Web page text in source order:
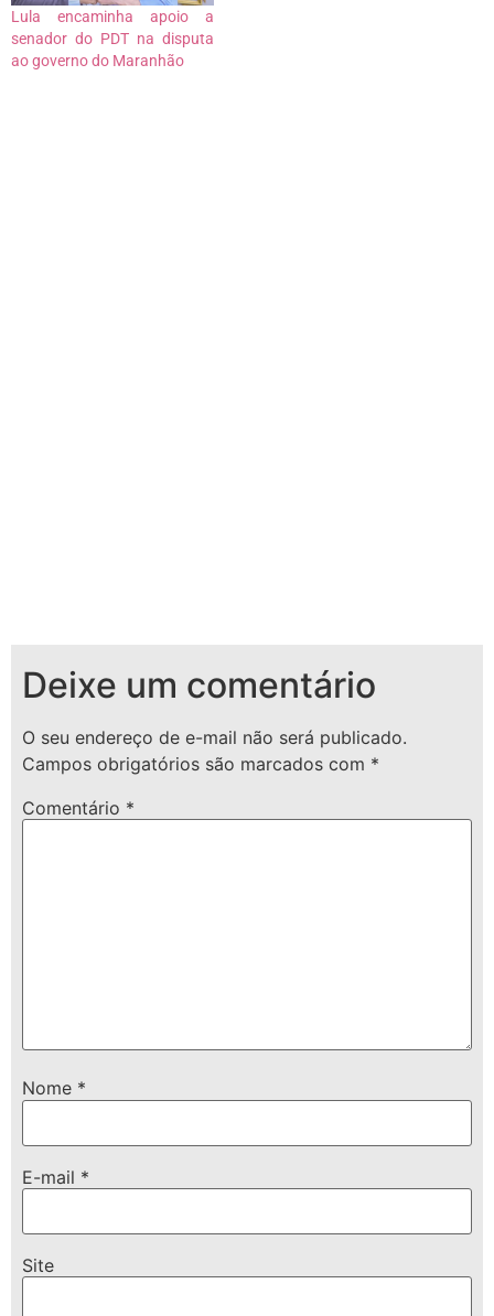
Lula encaminha apoio a
senador do PDT na disputa
ao governo do Maranhão
Deixe um comentário
O seu endereço de e-mail não será publicado.
Campos obrigatórios são marcados com *
Comentário *
Nome *
E-mail *
Site